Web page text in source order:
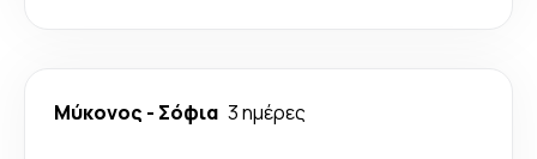
Μύκονος - Σόφια 3 ημέρες